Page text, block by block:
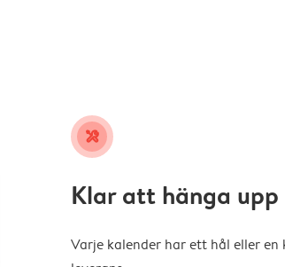
tools
Klar att hänga upp
Varje kalender har ett hål eller